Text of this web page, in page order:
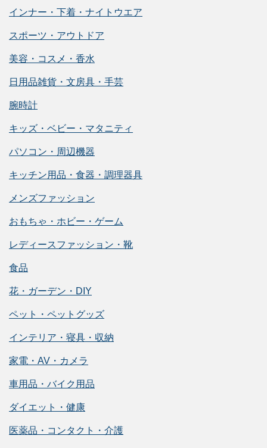
インナー・下着・ナイトウエア
スポーツ・アウトドア
美容・コスメ・香水
日用品雑貨・文房具・手芸
腕時計
キッズ・ベビー・マタニティ
パソコン・周辺機器
キッチン用品・食器・調理器具
メンズファッション
おもちゃ・ホビー・ゲーム
レディースファッション・靴
食品
花・ガーデン・DIY
ペット・ペットグッズ
インテリア・寝具・収納
家電・AV・カメラ
車用品・バイク用品
ダイエット・健康
医薬品・コンタクト・介護